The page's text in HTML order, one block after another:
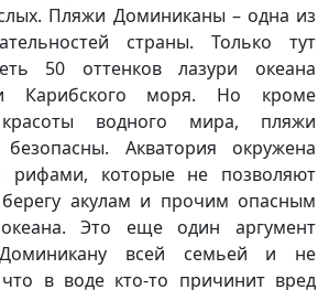
Пляжи Доминиканы – одна из
страны. Только тут
50 оттенков лазури океана
Карибского моря. Но кроме
водного мира, пляжи
Акватория окружена
рифами, которые не позволяют
акулам и прочим опасным
Это еще один аргумент
всей семьей и не
в воде кто-то причинит вред